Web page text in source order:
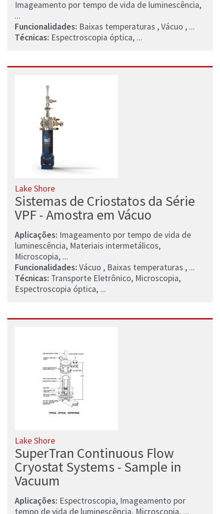
Imageamento por tempo de vida de luminescência,
...
Funcionalidades: Baixas temperaturas , Vácuo , ...
Técnicas: Espectroscopia óptica, ...
Lake Shore
Sistemas de Criostatos da Série
VPF - Amostra em Vácuo
Aplicações: Imageamento por tempo de vida de
luminescência, Materiais intermetálicos,
Microscopia, ...
Funcionalidades: Vácuo , Baixas temperaturas , ...
Técnicas: Transporte Eletrônico, Microscopia,
Espectroscopia óptica, ...
Lake Shore
SuperTran Continuous Flow
Cryostat Systems - Sample in
Vacuum
Aplicações: Espectroscopia, Imageamento por
tempo de vida de luminescência, Microscopia, ...